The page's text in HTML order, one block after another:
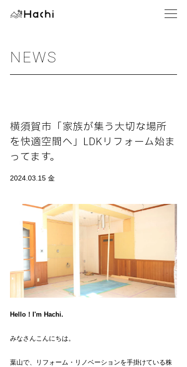
NEWS
横須賀市「家族が集う大切な場所
を快適空間へ」LDKリフォーム始ま
ってます。
2024.03.15 金
Hello！I'm Hachi.
みなさんこんにちは。
葉山で、リフォーム・リノベーションを手掛けている株